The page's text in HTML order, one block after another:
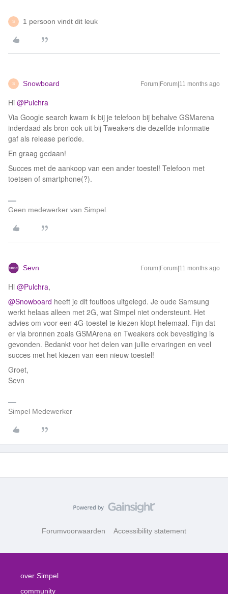
S 1 persoon vindt dit leuk
S Snowboard Forum|Forum|11 months ago
Hi ​ @Pulchra
Via Google search kwam ik bij je telefoon bij behalve GSMarena
inderdaad als bron ook uit bij Tweakers die dezelfde informatie
gaf als release periode.
En graag gedaan!
Succes met de aankoop van een ander toestel! Telefoon met
toetsen of smartphone(?).
Geen medewerker van Simpel.
Sevn Forum|Forum|11 months ago
Hi ​ @Pulchra,
@Snowboard heeft je dit foutloos uitgelegd. Je oude Samsung
werkt helaas alleen met 2G, wat Simpel niet ondersteunt. Het
advies om voor een 4G-toestel te kiezen klopt helemaal. Fijn dat
er via bronnen zoals GSMArena en Tweakers ook bevestiging is
gevonden. Bedankt voor het delen van jullie ervaringen en veel
succes met het kiezen van een nieuw toestel!
Groet,
Sevn
Simpel Medewerker
Forumvoorwaarden Accessibility statement
over Simpel
community